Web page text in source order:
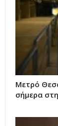
Μετρό
σήμερα